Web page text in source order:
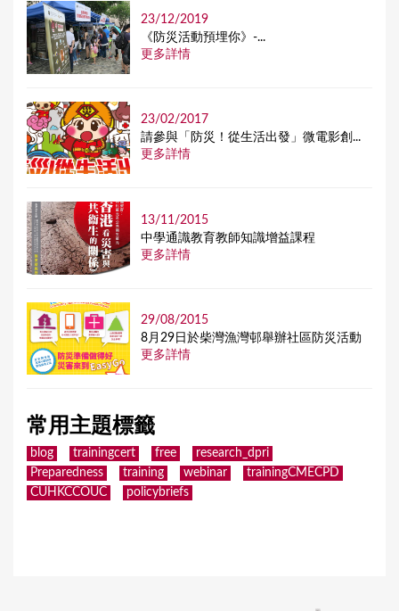
23/12/2019
《防災活動預埋你》-...
更多詳情
23/02/2017
請參與「防災！從生活出發」微電影創...
更多詳情
13/11/2015
中學通識教育教師知識增益課程
更多詳情
29/08/2015
8月29日於柴灣漁灣邨舉辦社區防災活動
更多詳情
常用主題標籤
blog trainingcert free
research_dpri
Preparedness
training webinar
trainingCMECPD
CUHKCCOUC
policybriefs